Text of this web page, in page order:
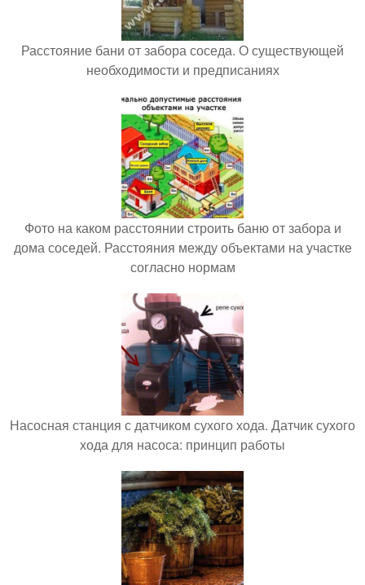
Расстояние бани от забора соседа. О существующей
необходимости и предписаниях
Фото на каком расстоянии строить баню от забора и
дома соседей. Расстояния между объектами на участке
согласно нормам
Насосная станция с датчиком сухого хода. Датчик сухого
хода для насоса: принцип работы